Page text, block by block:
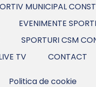
MUNICIPAL
EVENIMENTE
SPORTURI CSM
TV
CONTACT
Politica de cookie